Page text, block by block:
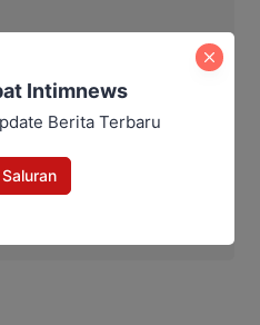
Intimnews
Berita Terbaru